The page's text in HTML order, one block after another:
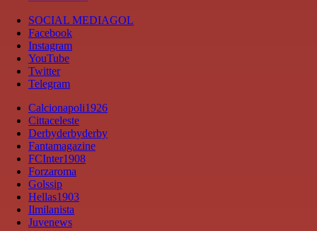
SOCIAL MEDIAGOL
Facebook
Instagram
YouTube
Twitter
Telegram
Calcionapoli1926
Cittaceleste
Derbyderbyderby
Fantamagazine
FCInter1908
Forzaroma
Golssip
Hellas1903
Ilmilanista
Juvenews